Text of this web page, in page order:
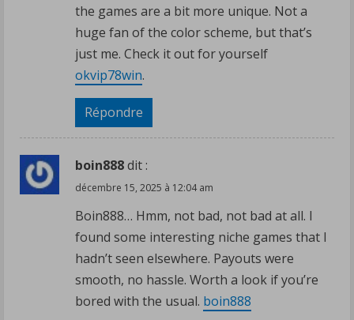
the games are a bit more unique. Not a
huge fan of the color scheme, but that’s
just me. Check it out for yourself
okvip78win.
Répondre
boin888dit :
décembre 15, 2025 à 12:04 am
Boin888… Hmm, not bad, not bad at all. I
found some interesting niche games that I
hadn’t seen elsewhere. Payouts were
smooth, no hassle. Worth a look if you’re
bored with the usual. boin888